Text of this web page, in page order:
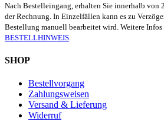
Nach Bestelleingang, erhalten Sie innerhalb von
der Rechnung. In Einzelfällen kann es zu
Bestellung manuell bearbeitet wird. Weitere
BESTELLHINWEIS
SHOP
Bestellvorgang
Zahlungsweisen
Versand & Lieferung
Widerruf